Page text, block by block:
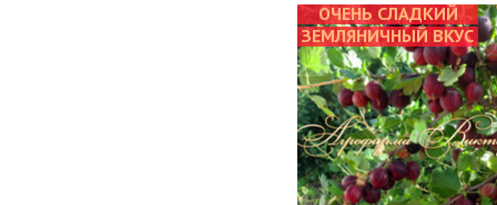
ОЧЕНЬ СЛАДКИЙ
ЗЕМЛЯНИЧНЫЙ ВКУС